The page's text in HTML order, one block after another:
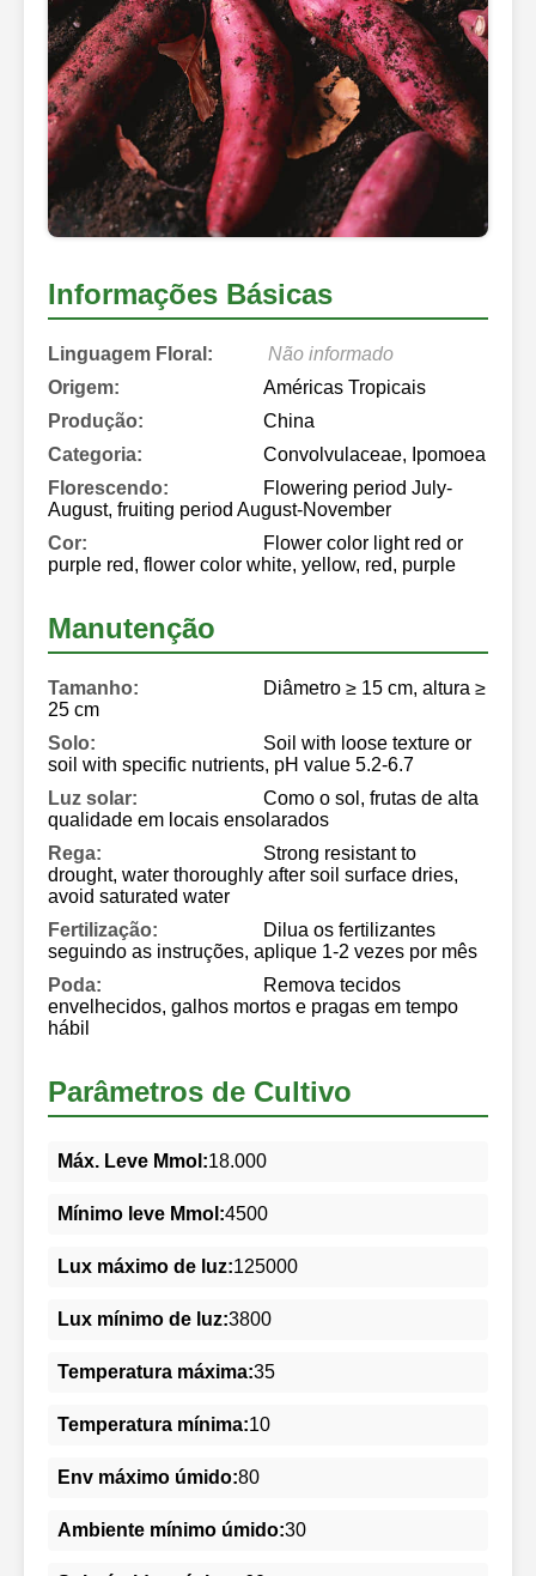
Informações Básicas
Linguagem Floral:
Não informado
Origem:
Américas Tropicais
Produção:
China
Categoria:
Convolvulaceae, Ipomoea
Florescendo:
Flowering period July-
August, fruiting period August-November
Cor:
Flower color light red or
purple red, flower color white, yellow, red, purple
Manutenção
Tamanho:
Diâmetro ≥ 15 cm, altura ≥
25 cm
Solo:
Soil with loose texture or
soil with specific nutrients, pH value 5.2-6.7
Luz solar:
Como o sol, frutas de alta
qualidade em locais ensolarados
Rega:
Strong resistant to
drought, water thoroughly after soil surface dries,
avoid saturated water
Fertilização:
Dilua os fertilizantes
seguindo as instruções, aplique 1-2 vezes por mês
Poda:
Remova tecidos
envelhecidos, galhos mortos e pragas em tempo
hábil
Parâmetros de Cultivo
Máx. Leve Mmol:18.000
Mínimo leve Mmol:4500
Lux máximo de luz:125000
Lux mínimo de luz:3800
Temperatura máxima:35
Temperatura mínima:10
Env máximo úmido:80
Ambiente mínimo úmido:30